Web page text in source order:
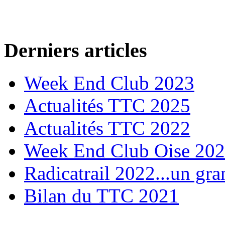
Derniers articles
Week End Club 2023
Actualités TTC 2025
Actualités TTC 2022
Week End Club Oise
Radicatrail 2022...un
Bilan du TTC 2021